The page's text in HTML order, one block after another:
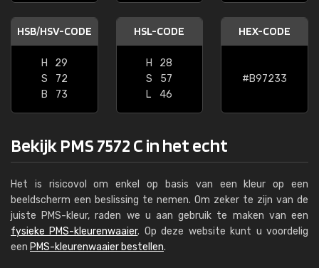
HSB/HSV-CODE
H
29
S
72
B
73
HSL-CODE
H
28
S
57
L
46
HEX-CODE
#B97233
Bekijk PMS 7572 C in het echt
Het is risicovol om enkel op basis van een kleur op een
beeldscherm een beslissing te nemen. Om zeker te zijn van de
juiste PMS-kleur, raden we u aan gebruik te maken van een
fysieke PMS-kleurenwaaier. Op deze website kunt u voordelig
een PMS-kleurenwaaier bestellen.